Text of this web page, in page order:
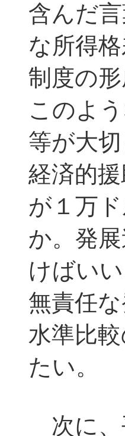
含んだ
な所得
制度の
このよ
等が大
経済的
が１万
か。発
けばい
無責任
水準比
たい。
次に、